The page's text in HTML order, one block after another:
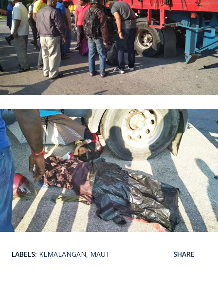
LABELS: KEMALANGAN MAUT SHARE